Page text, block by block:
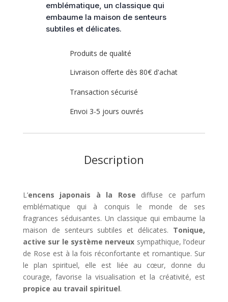
emblématique, un classique qui
embaume la maison de senteurs
subtiles et délicates.
Produits de qualité
Livraison offerte dès 80€ d'achat
Transaction sécurisé
Envoi 3-5 jours ouvrés
Description
L’encens japonais à la Rose diffuse ce parfum
emblématique qui à conquis le monde de ses
fragrances séduisantes. Un classique qui embaume la
maison de senteurs subtiles et délicates. Tonique,
active sur le système nerveux sympathique, l’odeur
de Rose est à la fois réconfortante et romantique. Sur
le plan spirituel, elle est liée au cœur, donne du
courage, favorise la visualisation et la créativité, est
propice au travail spirituel.